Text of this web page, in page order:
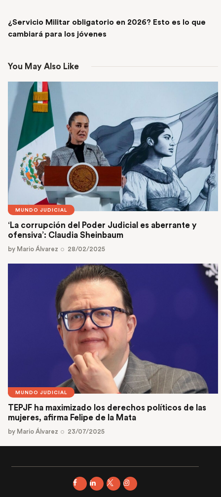
¿Servicio Militar obligatorio en 2026? Esto es lo que
cambiará para los jóvenes
You May Also Like
MUNDO JUDICIAL
‘La corrupción del Poder Judicial es aberrante y
ofensiva’: Claudia Sheinbaum
by Mario Álvarez 28/02/2025
MUNDO JUDICIAL
TEPJF ha maximizado los derechos políticos de las
mujeres, afirma Felipe de la Mata
by Mario Álvarez 23/07/2025